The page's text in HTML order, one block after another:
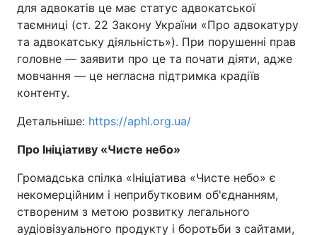
для адвокатів це має статус адвокатської
таємниці (ст. 22 Закону України «Про адвокатуру
та адвокатську діяльність»). При порушенні прав
головне — заявити про це та почати діяти, адже
мовчання — це негласна підтримка крадіїв
контенту.
Детальніше: https://aphl.org.ua/
Про Ініціативу «Чисте небо»
Громадська спілка «Ініціатива «Чисте небо» є
некомерційним і неприбутковим об'єднанням,
створеним з метою розвитку легального
аудіовізуального продукту і боротьби з сайтами,